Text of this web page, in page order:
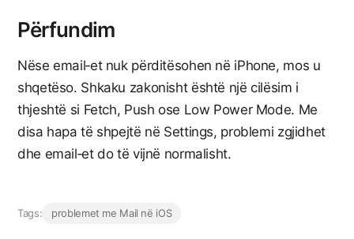
Përfundim
Nëse email‑et nuk përditësohen në iPhone, mos u
shqetëso. Shkaku zakonisht është një cilësim i
thjeshtë si Fetch, Push ose Low Power Mode. Me
disa hapa të shpejtë në Settings, problemi zgjidhet
dhe email‑et do të vijnë normalisht.
Tags: problemet me Mail në iOS